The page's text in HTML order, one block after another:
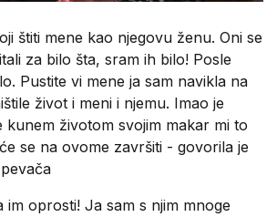
štiti mene kao njegovu ženu. Oni se
za bilo šta, sram ih bilo! Posle
Pustite vi mene ja sam navikla na
život i meni i njemu. Imao je
kunem životom svojim makar mi to
se na ovome završiti - govorila je
im oprosti! Ja sam s njim mnoge